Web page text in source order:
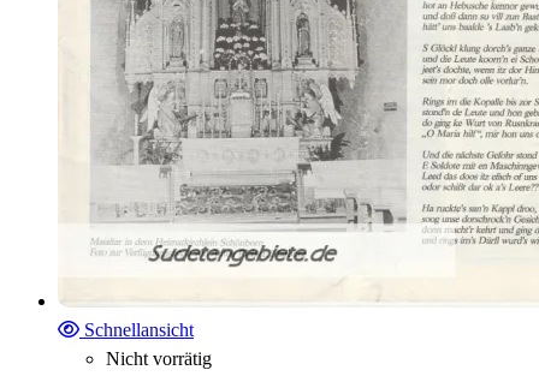
Schnellansicht
Nicht vorrätig